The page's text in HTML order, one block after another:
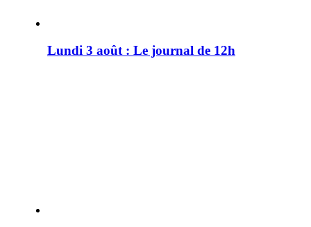
Lundi 3 août : Le journal de 12h